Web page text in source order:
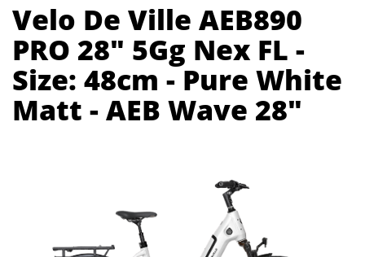
Velo De Ville AEB890
PRO 28" 5Gg Nex FL -
Size: 48cm - Pure White
Matt - AEB Wave 28"